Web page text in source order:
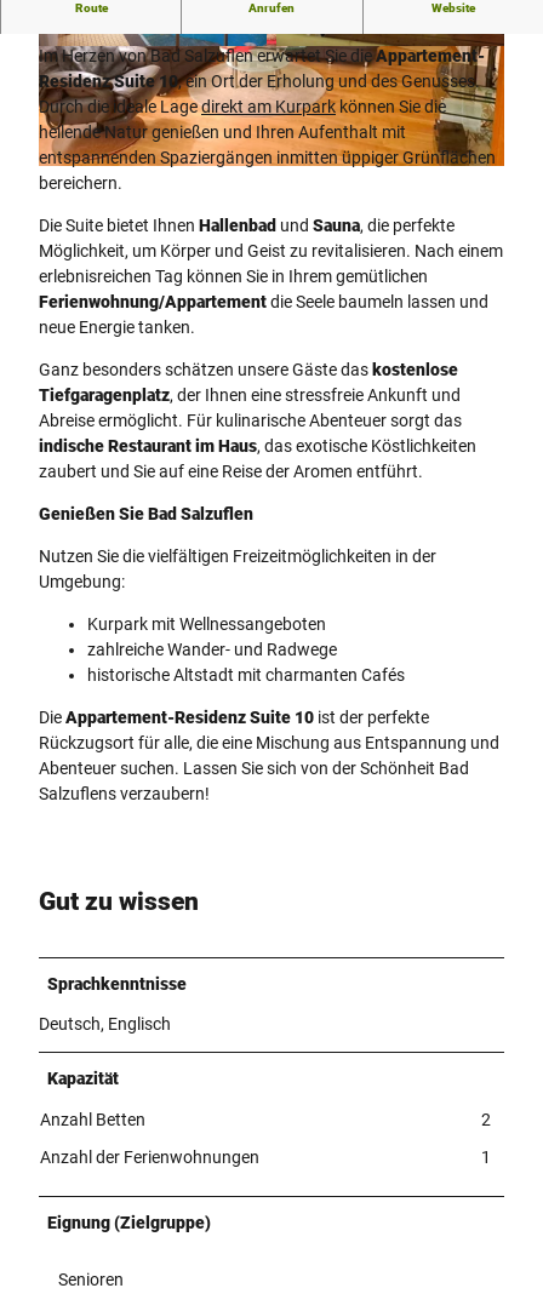
2
2
3
1
2
1
_
1
7
5
1
5
S
c
h
w
i
m
b
a
d
S
a
u
n
a
Route Anrufen Website
Erleben Sie Luxus in der Appartement-Residenz Suite 10
Im Herzen von Bad Salzuflen erwartet Sie dieAppartement-
Residenz Suite 10, ein Ort der Erholung und des Genusses.
Durch die ideale Lagedirekt am Kurpark können Sie die
heilende Natur genießen und Ihren Aufenthalt mit
entspannenden Spaziergängen inmitten üppiger Grünflächen
bereichern.
Die Suite bietet Ihnen Hallenbad und Sauna, die perfekte
Möglichkeit, um Körper und Geist zu revitalisieren. Nach einem
erlebnisreichen Tag können Sie in Ihrem gemütlichen
Ferienwohnung/Appartementdie Seele baumeln lassen und
neue Energie tanken.
Ganz besonders schätzen unsere Gäste das kostenlose
Tiefgaragenplatz, der Ihnen eine stressfreie Ankunft und
Abreise ermöglicht. Für kulinarische Abenteuer sorgt das
indische Restaurant im Haus, das exotische Köstlichkeiten
zaubert und Sie auf eine Reise der Aromen entführt.
Genießen Sie Bad Salzuflen
Nutzen Sie die vielfältigen Freizeitmöglichkeiten in der
Umgebung:
Kurpark mit Wellnessangeboten
zahlreiche Wander- und Radwege
historische Altstadt mit charmanten Cafés
DieAppartement-Residenz Suite 10 ist der perfekte
Rückzugsort für alle, die eine Mischung aus Entspannung und
Abenteuer suchen. Lassen Sie sich von der Schönheit Bad
Salzuflens verzaubern!
Gut zu wissen
Sprachkenntnisse
Deutsch, Englisch
Kapazität
Anzahl Betten
2
Anzahl der Ferienwohnungen
1
Eignung (Zielgruppe)
Senioren